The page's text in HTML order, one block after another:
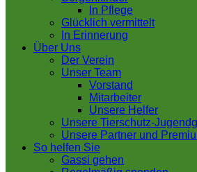
In Pflege
Glücklich vermittelt
In Erinnerung
Über Uns
Der Verein
Unser Team
Vorstand
Mitarbeiter
Unsere Helfer
Unsere Tierschutz-
Unsere Partner und
So helfen Sie
Gassi gehen